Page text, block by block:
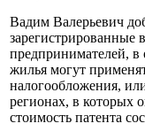
Вадим Валерьевич
зарегистрированные
предпринимателей, в
жилья могут
налогообложения,
регионах, в которых
стоимость патента